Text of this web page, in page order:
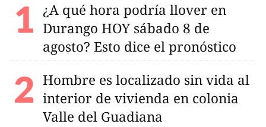
¿A qué hora podría llover en
Durango HOY sábado 8 de
agosto? Esto dice el pronóstico
Hombre es localizado sin vida al
interior de vivienda en colonia
Valle del Guadiana